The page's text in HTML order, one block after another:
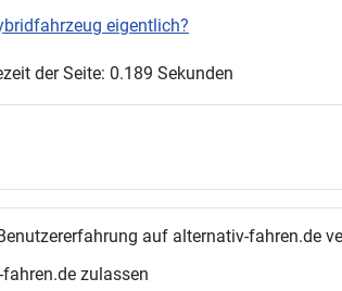
eigentlich?
der Seite: 0.189 Sekunden
auf alternativ-fahren.de
zulassen